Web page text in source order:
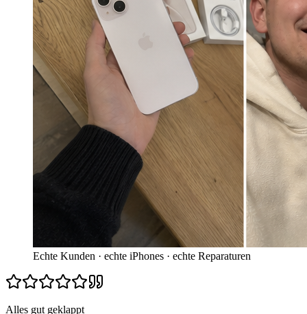
Echte Kunden · echte iPhones · echte Reparaturen
Alles gut geklappt